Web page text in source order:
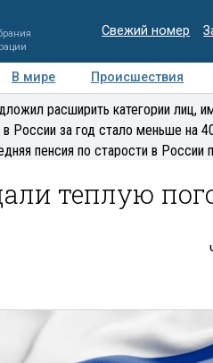
Свежий номер
В мире Происшествия
Медиацентр
расширить категории лиц,
России за год стало меньше на
пенсия по старости в России
теплую